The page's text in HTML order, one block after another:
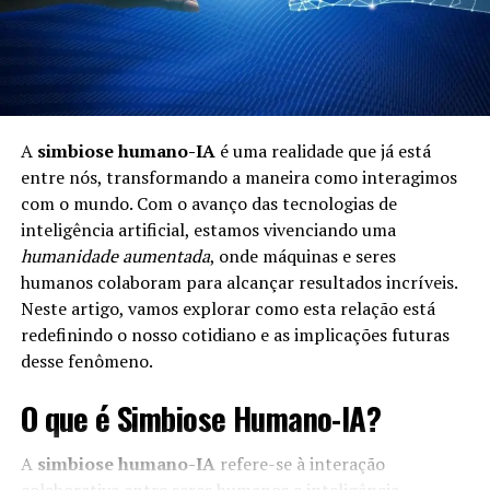
A simbiose humano-IAé uma realidade que já está
entre nós, transformando a maneira como interagimos
com o mundo. Com o avanço das tecnologias de
inteligência artificial, estamos vivenciando uma
humanidade aumentada, onde máquinas e seres
humanos colaboram para alcançar resultados incríveis.
Neste artigo, vamos explorar como esta relação está
redefinindo o nosso cotidiano e as implicações futuras
desse fenômeno.
O que é Simbiose Humano-IA?
A simbiose humano-IArefere-se à interação